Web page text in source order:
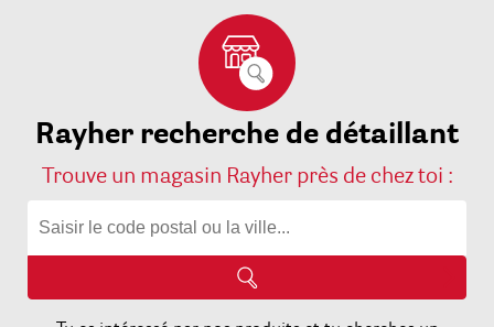
Rayher recherche de détaillant
Trouve un magasin Rayher près de chez toi :